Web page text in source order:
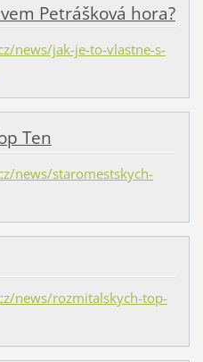
Petrášková hora?
news/jak-je-to-vlastne-s-
Ten
news/staromestskych-
news/rozmitalskych-top-